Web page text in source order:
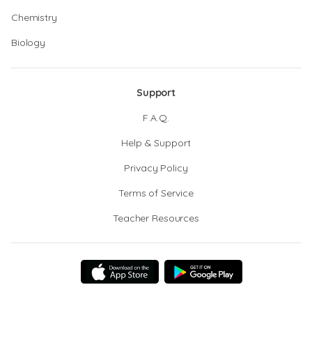
Chemistry
Biology
Support
F.A.Q.
Help & Support
Privacy Policy
Terms of Service
Teacher Resources